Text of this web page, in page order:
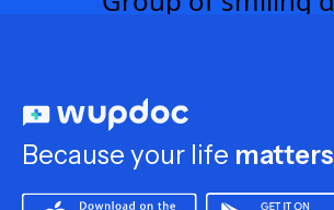
Because your life matters